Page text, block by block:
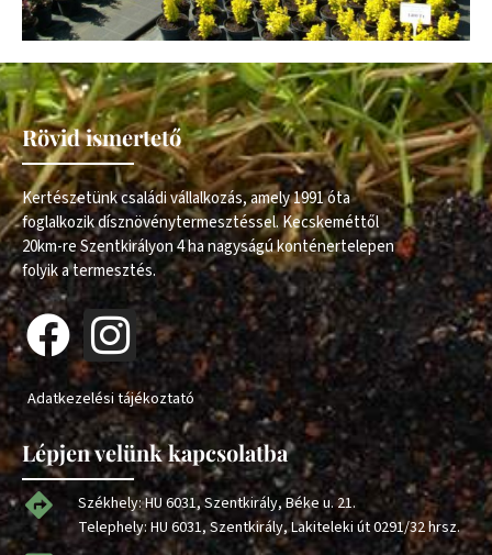
Rövid ismertető
Kertészetünk családi vállalkozás, amely 1991 óta
foglalkozik dísznövénytermesztéssel. Kecskeméttől
20km-re Szentkirályon 4 ha nagyságú konténertelepen
folyik a termesztés.
Adatkezelési tájékoztató
Lépjen velünk kapcsolatba
Székhely: HU 6031, Szentkirály, Béke u. 21.
Telephely: HU 6031, Szentkirály, Lakiteleki út 0291/32 hrsz.